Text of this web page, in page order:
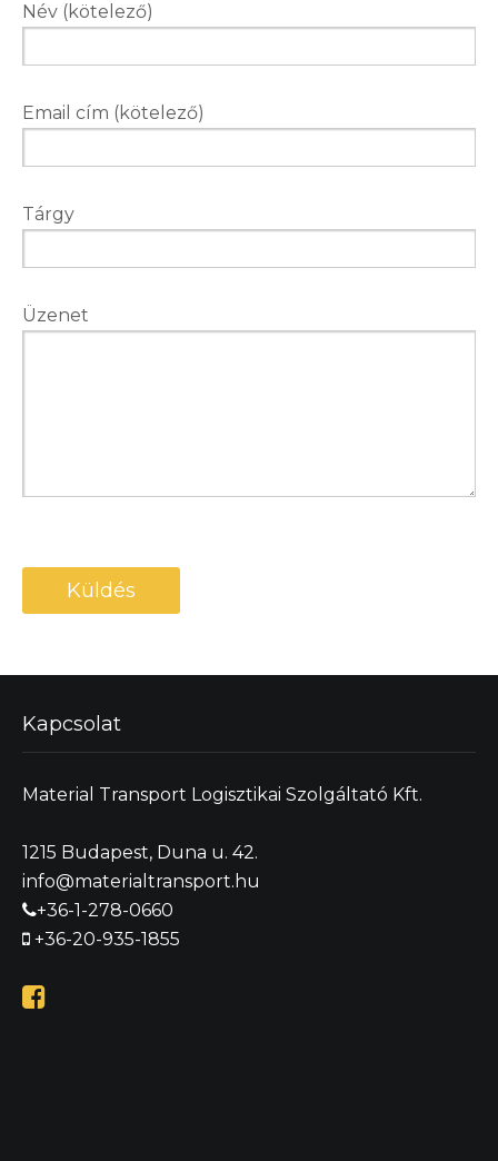
Név (kötelező)
Email cím (kötelező)
Tárgy
Üzenet
Kapcsolat
Material Transport Logisztikai Szolgáltató Kft.
1215 Budapest, Duna u. 42.
info@materialtransport.hu
+36-1-278-0660
+36-20-935-1855
